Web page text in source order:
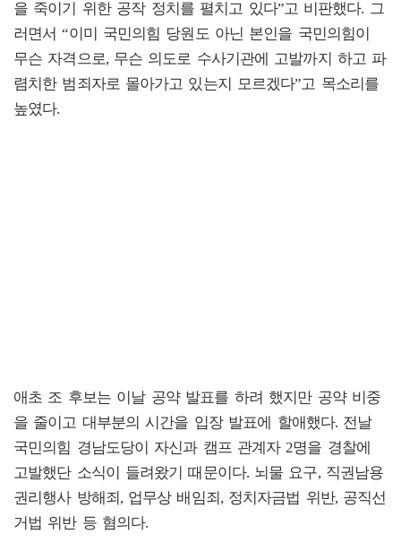
을 죽이기 위한 공작 정치를 펼치고 있다”고 비판했다. 그
러면서 “이미 국민의힘 당원도 아닌 본인을 국민의힘이
무슨 자격으로, 무슨 의도로 수사기관에 고발까지 하고 파
렴치한 범죄자로 몰아가고 있는지 모르겠다”고 목소리를
높였다.
애초 조 후보는 이날 공약 발표를 하려 했지만 공약 비중
을 줄이고 대부분의 시간을 입장 발표에 할애했다. 전날
국민의힘 경남도당이 자신과 캠프 관계자 2명을 경찰에
고발했단 소식이 들려왔기 때문이다. 뇌물 요구, 직권남용
권리행사 방해죄, 업무상 배임죄, 정치자금법 위반, 공직선
거법 위반 등 혐의다.